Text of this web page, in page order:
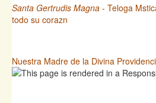
Santa Gertrudis Magna - Teloga
todo su corazn
Nuestra Madre de la Divina